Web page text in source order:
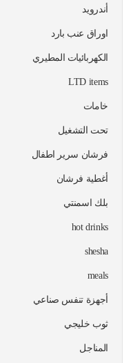
أندرويد
اوراق عنب بارد
الكهربائيات المطيري
LTD items
خامات
تحت التشغيل
فرشان سرير اطفال
أغطية فرشان
بلك اسمنتي
hot drinks
shesha
meals
أجهزة تنفس صناعي
ثوب خليجي
المناجل